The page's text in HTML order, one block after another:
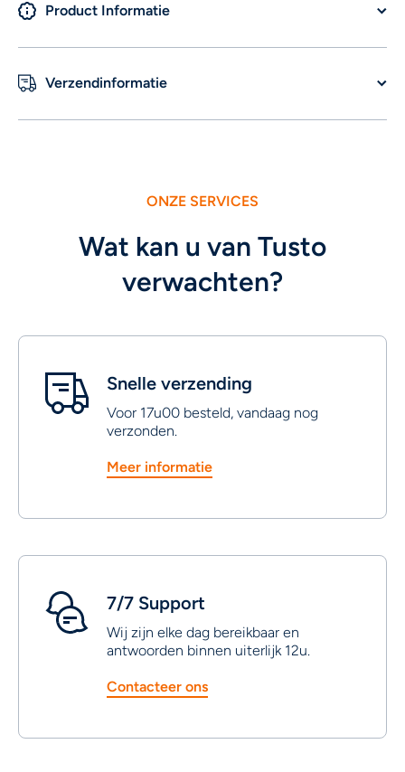
Product Informatie
Verzendinformatie
ONZE SERVICES
Wat kan u van Tusto
verwachten?
Snelle verzending
Voor 17u00 besteld, vandaag nog
verzonden.
Meer informatie
7/7 Support
Wij zijn elke dag bereikbaar en
antwoorden binnen uiterlijk 12u.
Contacteer ons